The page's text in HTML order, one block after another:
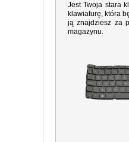
Jest Twoja stara
klawiaturę, która
ją znajdziesz za
magazynu.